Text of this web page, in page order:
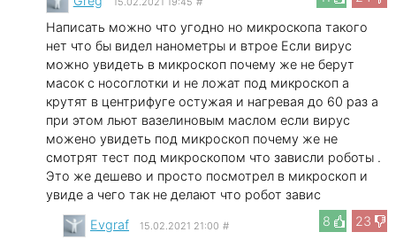
Написать можно что угодно но микроскопа такого
нет что бы видел нанометры и втрое Если вирус
можно увидеть в микроскоп почему же не берут
масок с носоглотки и не ложат под микроскоп а
крутят в центрифуге остужая и нагревая до 60 раз а
при этом льют вазелиновым маслом если вирус
можено увидеть под микроскоп почему же не
смотрят тест под микроскопом что зависли роботы .
Это же дешево и просто посмотрел в микроскоп и
увиде а чего так не делают что робот завис
8
23
Evgraf 15.02.2021 21:00 #